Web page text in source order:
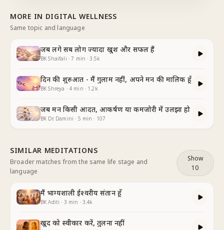
MORE IN DIGITAL WELLNESS
Same topic and language
जब लगे सब लोग ज्यादा खुश और सफल हैं
BK Shaifali ·7 min ·3.5k
दिन की शुरुआत - मैं गुलाम नहीं, अपने मन की मालिक हूँ
BK Shreya · 4 min · 1.2k
जब मन किसी आदत, आकर्षण या कमजोरी में उलझा हो
BK Dr. Damini · 5 min · 107
SIMILAR MEDITATIONS
Broader matches from the same life stage and
language
Show
10
मैं भाग्यशाली ईश्वरीय संतान हूँ
BK Aditi · 3 min · 3.4k
खुद को स्वीकार करें, तुलना नहीं